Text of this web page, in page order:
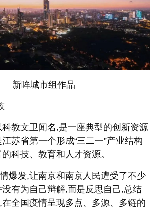
新眸城市组作品
教文卫闻名,是一座典型的创新资源
苏省第一个形成“三二一”产业结构
科技、教育和人才资源。
爆发,让南京和南京人民遭受了不少
有为自己辩解,而是反思自己,总结
全国疫情呈现多点、多源、多链的